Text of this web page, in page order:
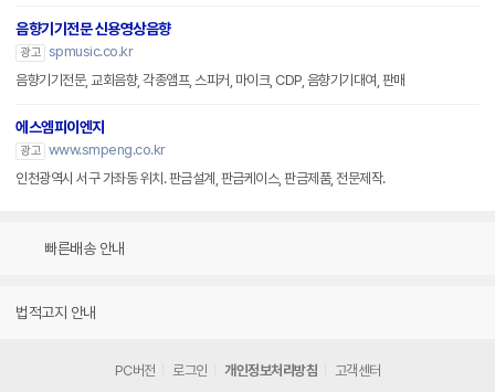
음향기기전문 신용영상음향
광고 spmusic.co.kr
음향기기전문, 교회음향, 각종앰프, 스피커, 마이크, CDP, 음향기기대여, 판매
에스엠피이엔지
광고 www.smpeng.co.kr
인천광역시 서구 가좌동 위치. 판금설계, 판금케이스, 판금제품, 전문제작.
빠른배송 안내
법적고지 안내
PC버전 로그인 개인정보처리방침 고객센터